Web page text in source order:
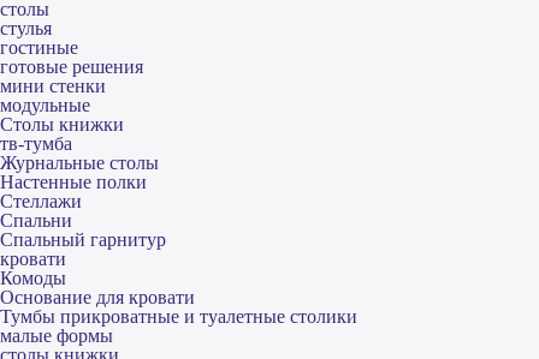
столы
стулья
гостиные
готовые решения
мини стенки
модульные
Столы книжки
тв-тумба
Журнальные столы
Настенные полки
Стеллажи
Спальни
Спальный гарнитур
кровати
Комоды
Основание для кровати
Тумбы прикроватные и туалетные столики
малые формы
столы книжки